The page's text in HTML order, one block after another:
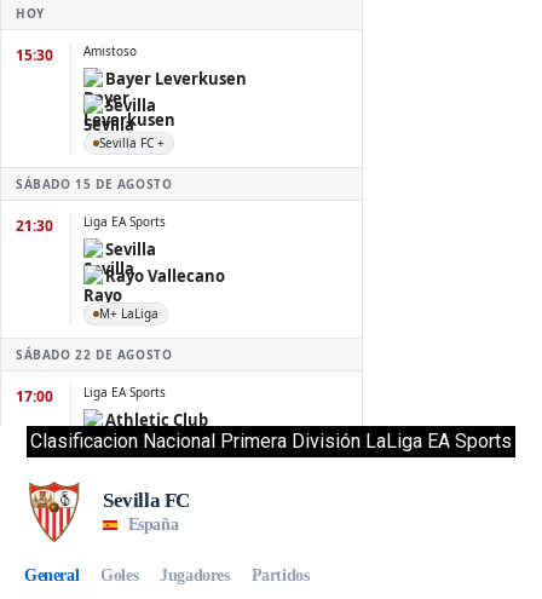
Clasificacion Nacional Primera División LaLiga EA Sports